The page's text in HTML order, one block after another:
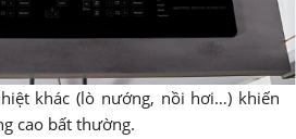
khác (lò nướng, nồi hơi…) khiến
cao bất thường.